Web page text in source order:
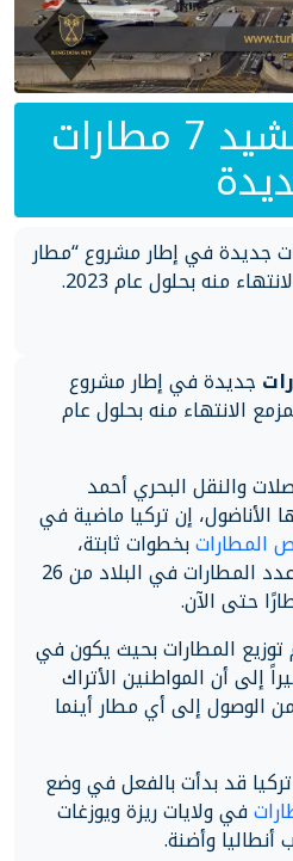
تركيا تبدا بتشيد 7 مطارات
بتشييد 7 مطارات جديدة في إطار مشروع “مطار
كل 100 كيلومتر”، المزمع الانتهاء منه بحلول عام 2023.
جديدة في إطار مشروع
المزمع الانتهاء منه بحلول عام
والنقل البحري أحمد
الأناضول، إن تركيا ماضية في
المطاراتبخطوات ثابتة،
تمكنت من خلالها من رفع عدد المطارات في البلاد من 26
المطارات بحيث يكون في
إلى أن المواطنين الأتراك
الوصول إلى أي مطار أينما
تركيا قد بدأت بالفعل في وضع
في ولايات ريزة ويوزغات
أنطاليا وأضنة.